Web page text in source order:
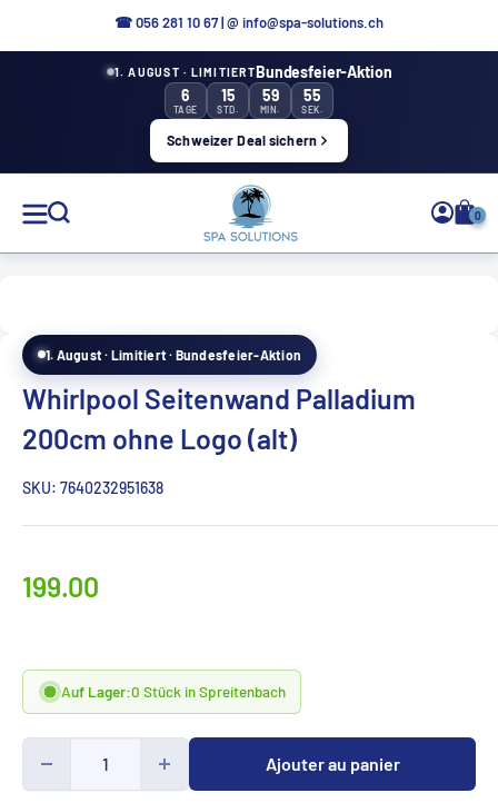
☎ 056 281 10 67|@ info@spa-solutions.ch
1. AUGUST · LIMITIERTBundesfeier-Aktion
6
TAGE
15
STD.
59
MIN.
55
SEK.
Schweizer Deal sichern
Solutions
de
0
1. August · Limitiert · Bundesfeier-Aktion
Whirlpool Seitenwand Palladium
200cm ohne Logo (alt)
SKU: 7640232951638
Prix
199.00
Auf Lager:0 Stück in Spreitenbach
Ajouter au panier